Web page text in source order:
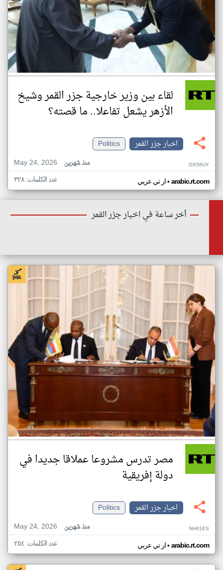
لقاء بين وزير خارجية جزر القمر وشيخ
الأزهر يشعل تفاعلا.. ما قصته؟
اخبار جزر القمر
Politics
May 24, 2026
منذ شهرين OX58UY
ار تي عربي• arabic.rt.com عدد الكلمات: ٣٢٨
أخر ساعة في اخبار جزر القمر
مصر تدرس مشروعا عملاقا جديدا في
دولة إفريقية
اخبار جزر القمر
Politics
May 24, 2026
منذ شهرين NH91ES
ار تي عربي• arabic.rt.com عدد الكلمات: ٢٥٤